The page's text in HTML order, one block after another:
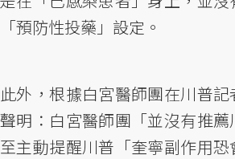
「預防性投藥」設定。
此外，根據白宮醫師團在川普
聲明：白宮醫師團「並沒有推
至主動提醒川普「奎寧副作用